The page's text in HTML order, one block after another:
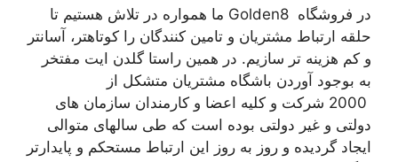
در فروشگاه Golden8 ما همواره در تلاش هستیم تا
حلقه ارتباط مشتریان و تامین کنندگان را کوتاهتر، آسانتر
و کم هزینه تر سازیم. در همین راستا گلدن ایت مفتخر
به بوجود آوردن باشگاه مشتریان متشکل از
2000 شرکت و کلیه اعضا و کارمندان سازمان های
دولتی و غیر دولتی بوده است که طی سالهای متوالی
ایجاد گردیده و روز به روز این ارتباط مستحکم و پایدارتر